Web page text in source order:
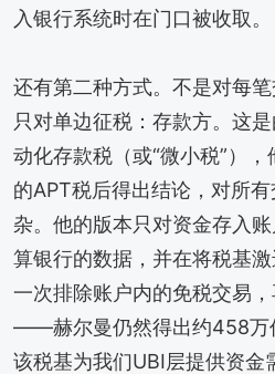
入银行系统时在门口被收取。
还有第二种方式。不是对每
只对单边征税：存款方。这
动化存款税（或“微小税”）
的APT税后得出结论，对所
杂。他的版本只对资金存入
算银行的数据，并在将税基
一次排除账户内的免税交易
——赫尔曼仍然得出约458万
该税基为我们UBI层提供资金